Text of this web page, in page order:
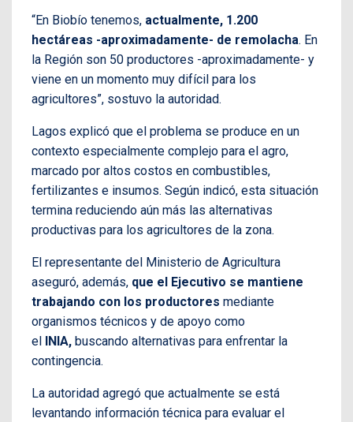
“En Biobío tenemos, actualmente, 1.200
hectáreas -aproximadamente- de remolacha. En
la Región son 50 productores -aproximadamente- y
viene en un momento muy difícil para los
agricultores”, sostuvo la autoridad.
Lagos explicó que el problema se produce en un
contexto especialmente complejo para el agro,
marcado por altos costos en combustibles,
fertilizantes e insumos. Según indicó, esta situación
termina reduciendo aún más las alternativas
productivas para los agricultores de la zona.
El representante del Ministerio de Agricultura
aseguró, además, que el Ejecutivo se mantiene
trabajando con los productores mediante
organismos técnicos y de apoyo como
el INIA, buscando alternativas para enfrentar la
contingencia.
La autoridad agregó que actualmente se está
levantando información técnica para evaluar el